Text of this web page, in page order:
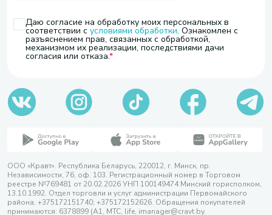
Даю согласие на обработку моих персональных в
соответствии с условиями обработки. Ознакомлен с
разъяснением прав, связанных с обработкой,
механизмом их реализации, последствиями дачи
согласия или отказа.
ООО «Кравт». Республика Беларусь, 220012, г. Минск, пр.
Независимости, 76, оф. 103. Регистрационный номер в Торговом
реестре №769481 от 20.02.2026 УНП 100149474 Минский горисполком,
13.10.1992. Отдел торговли и услуг администрации Первомайского
района, +375172151740; +375172152626. Обращения покупателей
принимаются: 6378899 (А1, МТС, life, imanager@cravt.by.